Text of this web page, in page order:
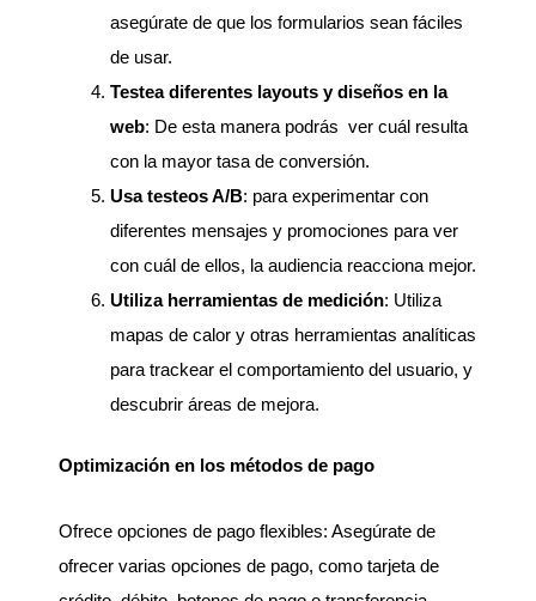
asegúrate de que los formularios sean fáciles
de usar.
Testea diferentes layouts y diseños en la
web: De esta manera podrás ver cuál resulta
con la mayor tasa de conversión.
Usa testeos A/B: para experimentar con
diferentes mensajes y promociones para ver
con cuál de ellos, la audiencia reacciona mejor.
Utiliza herramientas de medición: Utiliza
mapas de calor y otras herramientas analíticas
para trackear el comportamiento del usuario, y
descubrir áreas de mejora.
Optimización en los métodos de pago
Ofrece opciones de pago flexibles: Asegúrate de
ofrecer varias opciones de pago, como tarjeta de